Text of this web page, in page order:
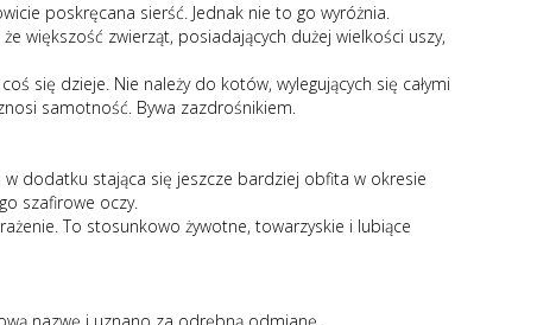
poskręcana sierść. Jednak nie to go wyróżnia.
większość zwierząt, posiadających dużej wielkości uszy,
się dzieje. Nie należy do kotów, wylegujących się całymi
samotność. Bywa zazdrośnikiem.
w dodatku stająca się jeszcze bardziej obfita w okresie
szafirowe oczy.
To stosunkowo żywotne, towarzyskie i lubiące